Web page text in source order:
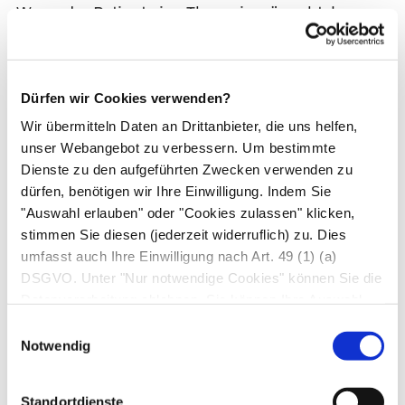
Dürfen wir Cookies verwenden?
Wir übermitteln Daten an Drittanbieter, die uns helfen,
unser Webangebot zu verbessern. Um bestimmte
Dienste zu den aufgeführten Zwecken verwenden zu
dürfen, benötigen wir Ihre Einwilligung. Indem Sie
"Auswahl erlauben" oder "Cookies zulassen" klicken,
stimmen Sie diesen (jederzeit widerruflich) zu. Dies
umfasst auch Ihre Einwilligung nach Art. 49 (1) (a)
DSGVO. Unter "Nur notwendige Cookies" können Sie die
Notwendig
Standortdienste
Wenn der Patient eine Therapie wünscht, kann
der Arzt folgende Wirkstoffe verordnen:
das sympathische Nervensystem an und
führen dazu, dass sich die Gefäße verengen
und dadurch der Blutdruck ansteigt. Nachteil
ist jedoch, dass diese Stimulation den ganzen
Körper erfasst und daher auch
Herzrhythmusstörungenausgelöst werden
können. Zu den bei Hypotonie eingesetzten
Wirkstoffen gehörenEtilefrin,Coffein,
Midodrin,Oxilofrinoder
. Durch die Einnahme von
, einer künstlich hergestellten